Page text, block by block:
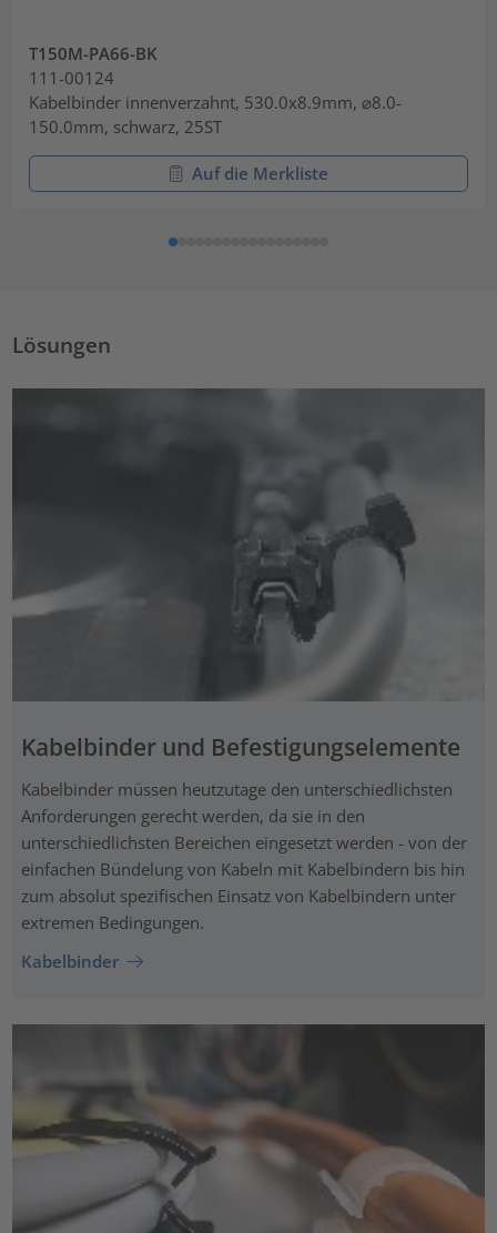
T150M-PA66-BK
111-00124
Kabelbinder innenverzahnt, 530.0x8.9mm, ⌀8.0-
150.0mm, schwarz, 25ST
Auf die Merkliste
Lösungen
Kabelbinder und Befestigungselemente
Kabelbinder müssen heutzutage den unterschiedlichsten
Anforderungen gerecht werden, da sie in den
unterschiedlichsten Bereichen eingesetzt werden - von der
einfachen Bündelung von Kabeln mit Kabelbindern bis hin
zum absolut spezifischen Einsatz von Kabelbindern unter
extremen Bedingungen.
Kabelbinder